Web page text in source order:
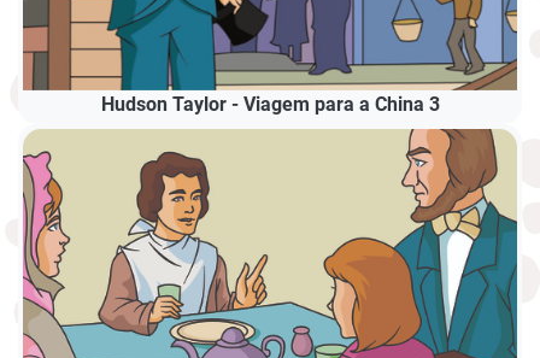
Hudson Taylor - Viagem para a China 3